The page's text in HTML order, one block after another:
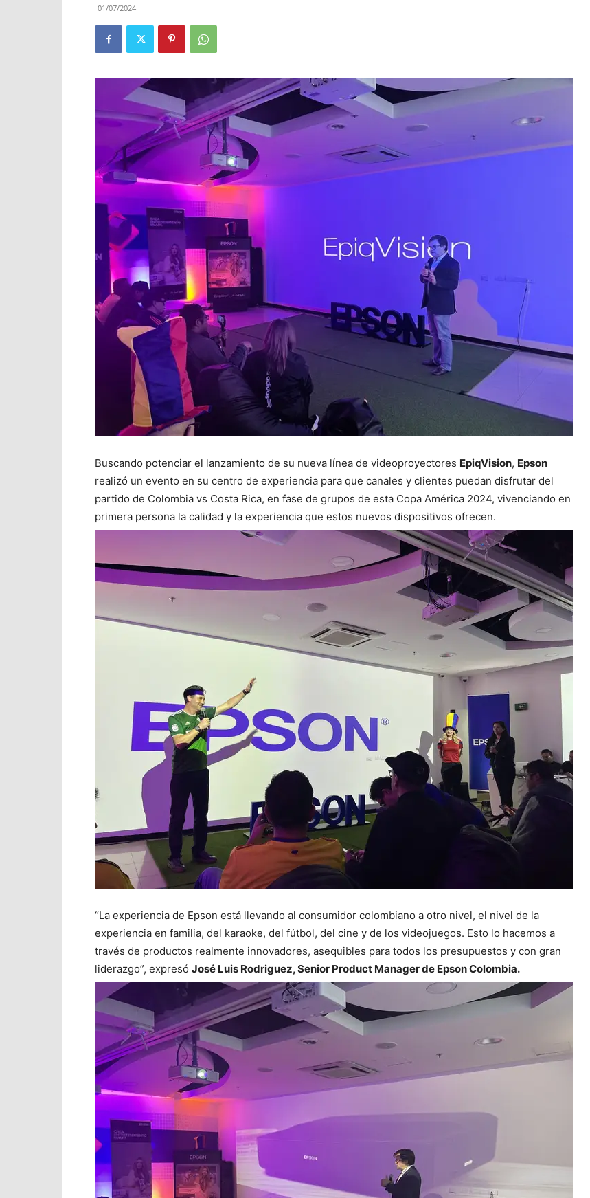
01/07/2024
Buscando potenciar el lanzamiento de su nueva línea de videoproyectores EpiqVision, Epson
realizó un evento en su centro de experiencia para que canales y clientes puedan disfrutar del
partido de Colombia vs Costa Rica, en fase de grupos de esta Copa América 2024, vivenciando en
primera persona la calidad y la experiencia que estos nuevos dispositivos ofrecen.
“La experiencia de Epson está llevando al consumidor colombiano a otro nivel, el nivel de la
experiencia en familia, del karaoke, del fútbol, del cine y de los videojuegos. Esto lo hacemos a
través de productos realmente innovadores, asequibles para todos los presupuestos y con gran
liderazgo”, expresó José Luis Rodriguez, Senior Product Manager de Epson Colombia.